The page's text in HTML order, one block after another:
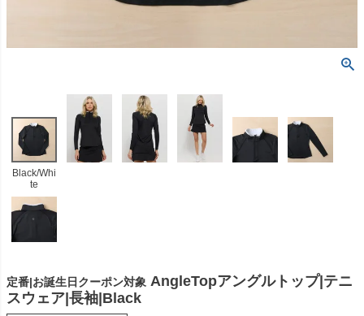
Black/Whi
te
定番|お誕生日クーポン対象 AngleTopアングルトップ|テニ
スウェア|長袖|Black